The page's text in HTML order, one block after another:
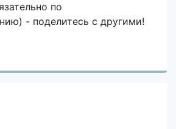
по
- поделитесь с другими!